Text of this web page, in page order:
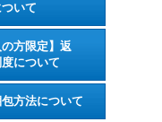
いて
の方限定】返
について
方法について